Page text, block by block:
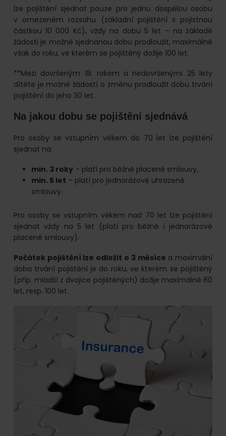
lze pojištění sjednat pouze pro jednu dospělou osobu
v omezeném rozsahu (základní pojištění s pojistnou
částkou 10 000 Kč), vždy na dobu 5 let – na základě
žádosti je možné sjednanou dobu prodloužit, maximálně
však do roku, ve kterém se pojištěný dožije 100 let.
**Mezi dovršeným 18. rokem a nedovršenými 25 lety
dítěte je možné žádostí o změnu prodloužit dobu trvání
pojištění do jeho 30 let.
Na jakou dobu se pojištění sjednává
Pro osoby se vstupním věkem do 70 let lze pojištění
sjednat na:
min. 3 roky– platí pro běžně placené smlouvy,
min. 5 let – platí pro jednorázově uhrazené
smlouvy.
Pro osoby se vstupním věkem nad 70 let lze pojištění
sjednat vždy na 5 let (platí pro běžně i jednorázově
placené smlouvy).
Počátek pojištění lze odložit o 3 měsíce a maximální
doba trvání pojištění je do roku, ve kterém se pojištěný
(příp. mladší z dvojice pojištěných) dožije maximálně 80
let, resp. 100 let.